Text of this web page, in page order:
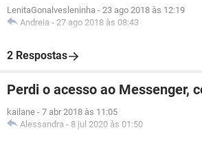
LenitaGonalvesleninha - 23 ago 2018 às 12:19
Andreia - 27 ago 2018 às 08:43
2 Respostas
Perdi o acesso ao Messenger,
kailane - 7 abr 2018 às 11:05
Alessandra - 8 jul 2020 às 01:50